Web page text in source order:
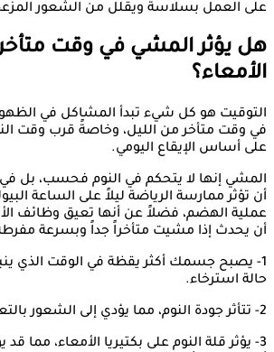
على العمل بسلاسة ويقلل من الشعور المزعج
هل يؤثر المشي في وقت
الأمعاء؟
التوقيت هو كل شيء تبدأ المشاكل في
في وقت متأخر من الليل، وخاصةً قرب وقت
على أساس الإيقاع اليومي.
المشي إنها لا يتحكم في النوم فحسب، بل
أن تؤثر ممارسة الرياضة ليلاً على الساعة
عملية الهضم، فضلاً عن أنها تعيق وظائف
أن يحدث إذا مشيت متأخراً جداً وبسرعة
1- يصبح جسمك أكثر يقظة في الوقت الذي
حالة استرخاء.
2- تتأثر جودة النوم، مما يؤدي إلى الشعور بالتعب في اليوم التالي.
3- يؤثر قلة النوم على بكتيريا الأمعاء، مما